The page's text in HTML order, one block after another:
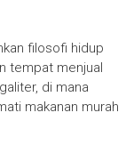
filosofi hidup
tempat menjual
di mana
makanan murah